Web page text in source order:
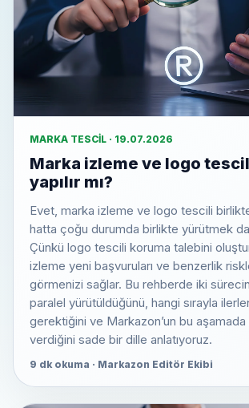
MARKA TESCIL · 19.07.2026
Marka izleme ve logo
yapılır mı?
Evet, marka izleme ve logo tescili
hatta çoğu durumda birlikte yürütmek
Çünkü logo tescili koruma talebini
izleme yeni başvuruları ve benzerlik
görmenizi sağlar. Bu rehberde iki sürecin
paralel yürütüldüğünü, hangi sırayla
gerektiğini ve Markazon’un bu aşamada
verdiğini sade bir dille anlatıyoruz.
9 dk okuma · Markazon Editör Ekibi